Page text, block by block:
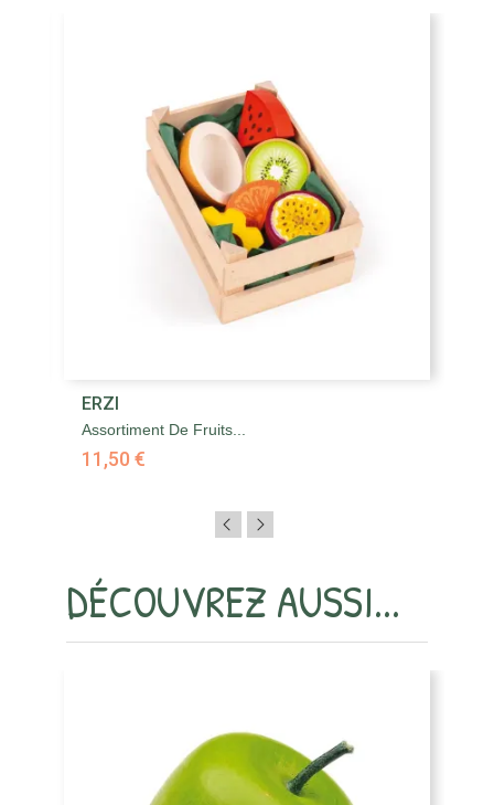
ERZI
Assortiment De Fruits...
11,50 €
DÉCOUVREZ AUSSI...